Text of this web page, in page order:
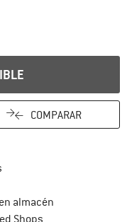
COMPARAR
almacén